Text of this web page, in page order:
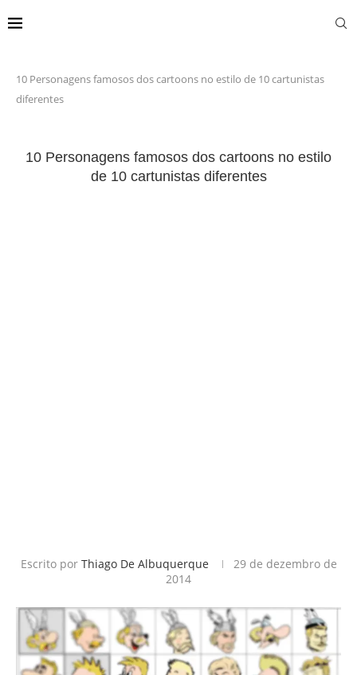
10 Personagens famosos dos cartoons no estilo de 10 cartunistas
diferentes
10 Personagens famosos dos cartoons no estilo
de 10 cartunistas diferentes
Escrito por Thiago De Albuquerque
29 de dezembro de
2014